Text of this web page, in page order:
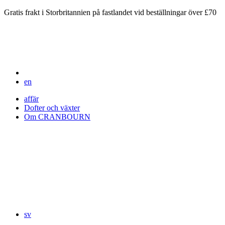
Gratis frakt i Storbritannien på fastlandet vid beställningar över £70
en
affär
Dofter och växter
Om CRANBOURN
sv